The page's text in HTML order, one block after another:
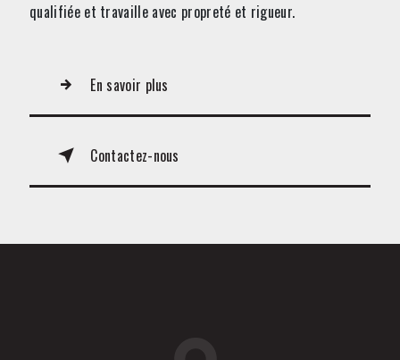
qualifiée et travaille avec propreté et rigueur.
En savoir plus
Contactez-nous